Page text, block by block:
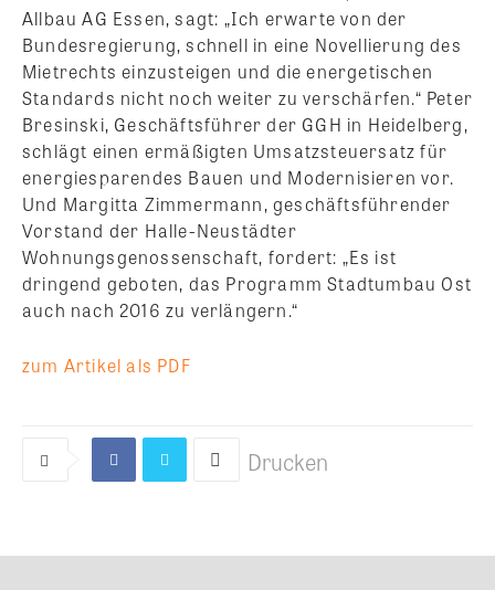
Allbau AG Essen, sagt: „Ich erwarte von der
Bundesregierung, schnell in eine Novellierung des
Mietrechts einzusteigen und die energetischen
Standards nicht noch weiter zu verschärfen.“ Peter
Bresinski, Geschäftsführer der GGH in Heidelberg,
schlägt einen ermäßigten Umsatzsteuersatz für
energiesparendes Bauen und Modernisieren vor.
Und Margitta Zimmermann, geschäftsführender
Vorstand der Halle-Neustädter
Wohnungsgenossenschaft, fordert: „Es ist
dringend geboten, das Programm Stadtumbau Ost
auch nach 2016 zu verlängern.“
zum Artikel als PDF
Drucken